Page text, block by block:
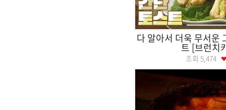
다 알아서 더욱 무서운
트 [브런치
조회 5,474